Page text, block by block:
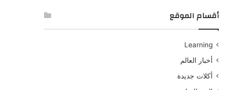
أقسام الموقع
Learning
أخبار العالم
أكلات جديدة